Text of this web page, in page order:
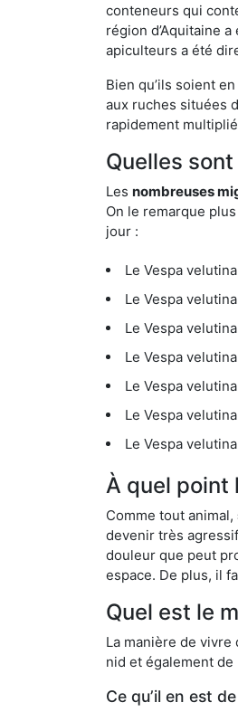
conteneurs qui
région d’Aquitaine
apiculteurs a été
Bien qu’ils soient
aux ruches situées
rapidement
Quelles
Les nombreuses
On le remarque
jour :
Le Vespa
Le Vespa
Le Vespa
Le Vespa
Le Vespa
Le Vespa
Le Vespa
À quel point
Comme tout animal,
devenir très
douleur que peut
espace. De plus, il
Quel est le
La manière de
nid et également
Ce qu’il en est